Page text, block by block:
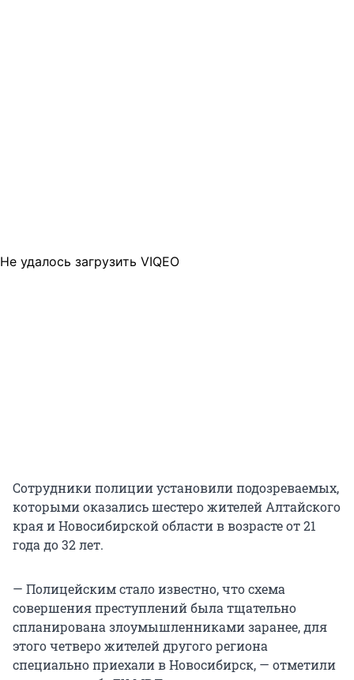
Не удалось загрузить VIQEO
Сотрудники полиции установили подозреваемых,
которыми оказались шестеро жителей Алтайского
края и Новосибирской области в возрасте от 21
года до 32 лет.
— Полицейским стало известно, что схема
совершения преступлений была тщательно
спланирована злоумышленниками заранее, для
этого четверо жителей другого региона
специально приехали в Новосибирск, — отметили